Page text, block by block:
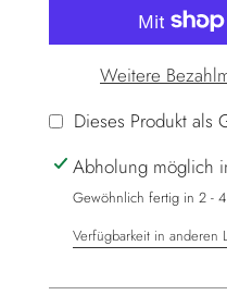
d
g
e
l
d
e
.
Weitere
Dieses Produkt als
Abholung möglich
Gewöhnlich fertig in 2 - 4
Verfügbarkeit in anderen